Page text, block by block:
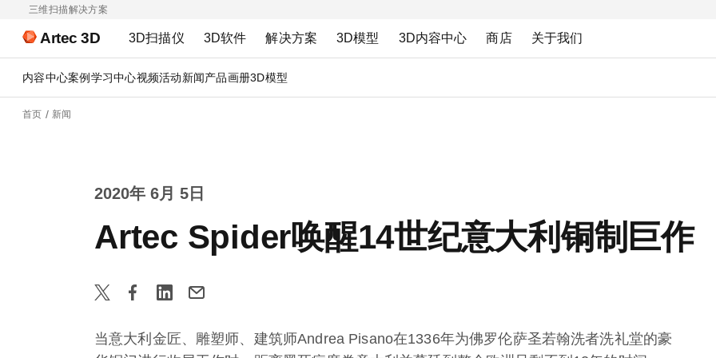
三维扫描解决方案
Artec 3D 3D扫描仪 3D软件 解决方案 3D模型 3D内容中心 商店 关于我们
内容中心案例 学习中心视频活动新闻产品画册3D模型
首页 新闻
2020年 6月 5日
Artec Spider唤醒14世纪意大利铜制巨作
当意大利金匠、雕塑师、建筑师Andrea Pisano在1336年为佛罗伦萨圣若翰洗者洗礼堂的豪